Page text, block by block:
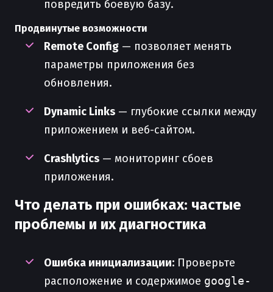
повредить боевую базу.
Продвинутые возможности
Remote Config — позволяет менять
параметры приложения без
обновления.
Dynamic Links — глубокие ссылки между
приложением и веб-сайтом.
Crashlytics — мониторинг сбоев
приложения.
Что делать при ошибках: частые
проблемы и их диагностика
Ошибка инициализации: Проверьте
расположение и содержимое google-